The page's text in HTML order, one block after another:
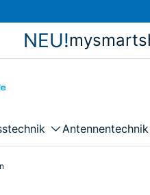
NEU!
Antennentechnik